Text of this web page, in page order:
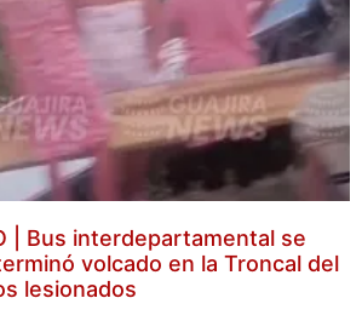
| Bus interdepartamental se
volcado en la Troncal del
lesionados